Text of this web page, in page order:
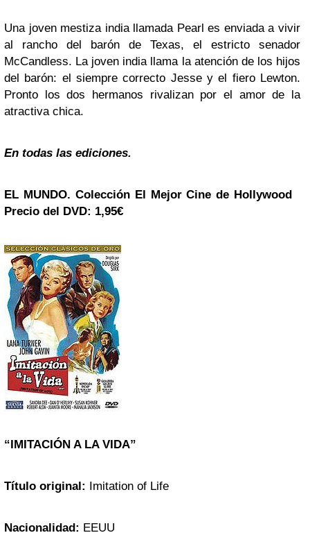
Una joven mestiza india llamada Pearl es enviada a vivir
al rancho del barón de Texas, el estricto senador
McCandless. La joven india llama la atención de los hijos
del barón: el siempre correcto Jesse y el fiero Lewton.
Pronto los dos hermanos rivalizan por el amor de la
atractiva chica.
En todas las ediciones.
EL MUNDO. Colección El Mejor Cine de Hollywood
Precio del DVD: 1,95€
“IMITACIÓN A LA VIDA”
Título original: Imitation of Life
Nacionalidad: EEUU